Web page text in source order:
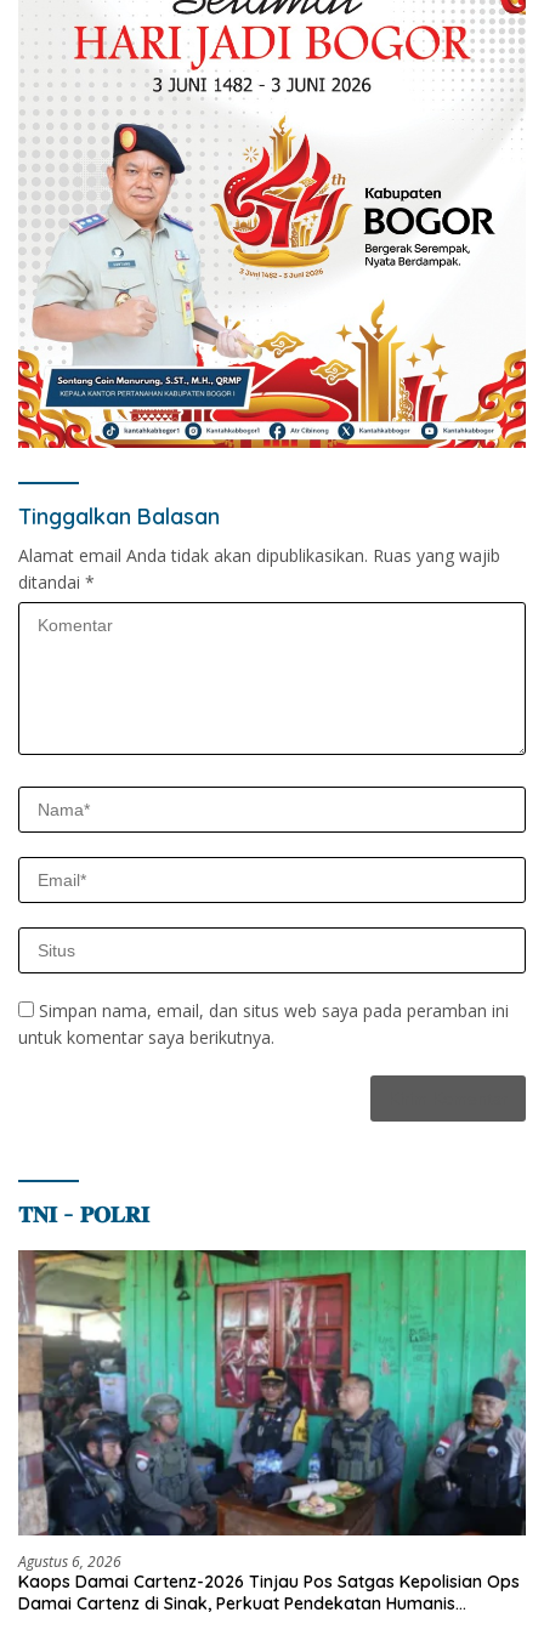
Tinggalkan Balasan
Alamat email Anda tidak akan dipublikasikan. Ruas yang wajib
ditandai *
Simpan nama, email, dan situs web saya pada peramban ini
untuk komentar saya berikutnya.
𝐓𝐍𝐈 – 𝐏𝐎𝐋𝐑𝐈
Agustus 6, 2026
Kaops Damai Cartenz-2026 Tinjau Pos Satgas Kepolisian Ops
Damai Cartenz di Sinak, Perkuat Pendekatan Humanis